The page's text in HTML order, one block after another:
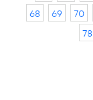
68
69 70
78